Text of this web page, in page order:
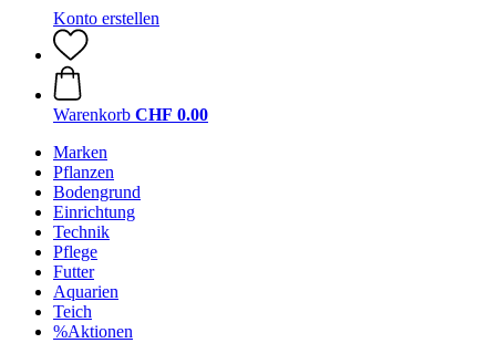
Konto erstellen
Warenkorb CHF 0.00
Marken
Pflanzen
Bodengrund
Einrichtung
Technik
Pflege
Futter
Aquarien
Teich
%Aktionen